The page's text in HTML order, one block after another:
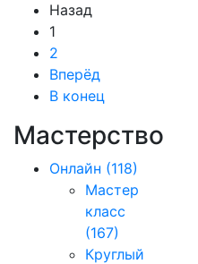
Назад
1
2
Вперёд
В конец
Мастерство
Онлайн (118)
Мастер
класс
(167)
Круглый